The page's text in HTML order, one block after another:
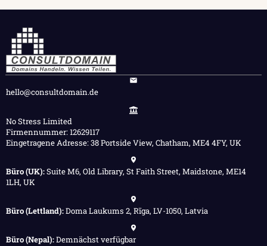
hello@consultdomain.de
No Stress Limited
Firmennummer: 12629117
Eingetragene Adresse: 38 Portside View, Chatham, ME4 4FY, UK
Büro (UK):Suite M6, Old Library, St Faith Street, Maidstone, ME14
1LH, UK
Büro (Lettland):Doma Laukums 2, Rīga, LV-1050, Latvia
Büro (Nepal):Demnächst verfügbar